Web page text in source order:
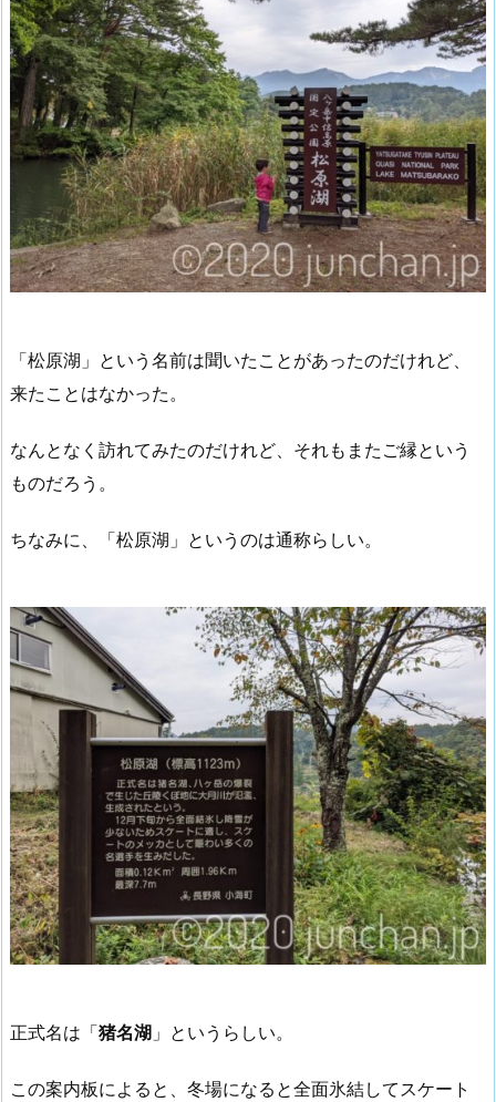
「松原湖」という名前は聞いたことがあったのだけれど、
来たことはなかった。
なんとなく訪れてみたのだけれど、それもまたご縁という
ものだろう。
ちなみに、「松原湖」というのは通称らしい。
正式名は「猪名湖 」というらしい。
この案内板によると、冬場になると全面氷結してスケート